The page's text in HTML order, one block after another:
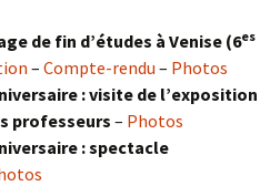
de fin d’études à Venise (6es
– Compte-rendu – Photos
: visite de l’exposition
professeurs – Photos
: spectacle